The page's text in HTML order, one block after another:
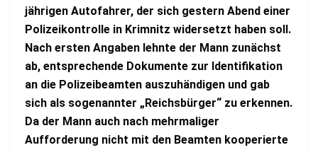
jährigen Autofahrer, der sich gestern Abend einer
Polizeikontrolle in Krimnitz widersetzt haben soll.
Nach ersten Angaben lehnte der Mann zunächst
ab, entsprechende Dokumente zur Identifikation
an die Polizeibeamten auszuhändigen und gab
sich als sogenannter „Reichsbürger“ zu erkennen.
Da der Mann auch nach mehrmaliger
Aufforderung nicht mit den Beamten kooperierte